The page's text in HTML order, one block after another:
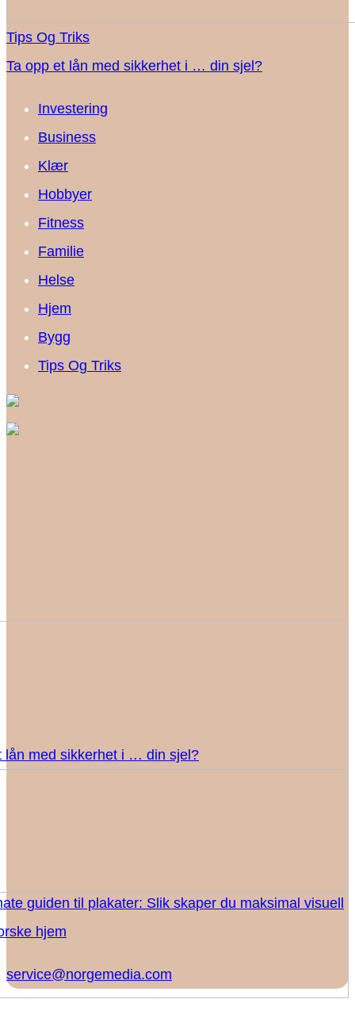
Tips Og Triks
Ta opp et lån med sikkerhet i … din sjel?
Investering
Business
Klær
Hobbyer
Fitness
Familie
Helse
Hjem
Bygg
Tips Og Triks
lån med sikkerhet i … din sjel?
guiden til plakater: Slik skaper du maksimal visuell
hjem
service@norgemedia.com